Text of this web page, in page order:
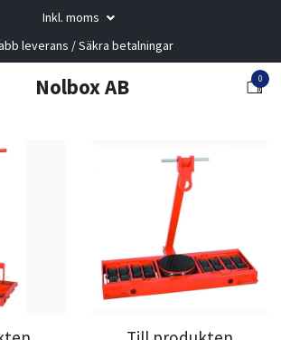
Inkl. moms
leverans / Säkra betalningar
Nolbox AB 0